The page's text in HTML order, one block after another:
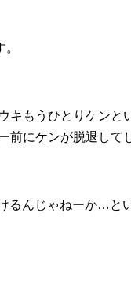
キもうひとりケンと
にケンが脱退して
るんじゃねーか…と